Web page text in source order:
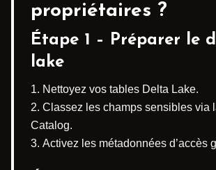
propriétaires ?
Étape 1 – Préparer le
lake
Nettoyez vos tables Delta Lake.
Classez les champs sensibles via
Catalog.
Activez les métadonnées d’accès